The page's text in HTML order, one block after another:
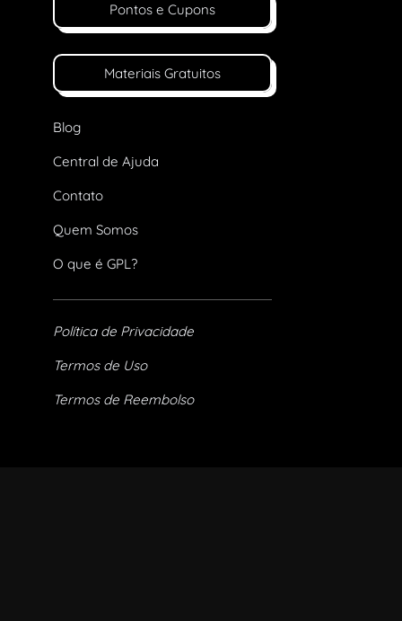
Pontos e Cupons
Materiais Gratuitos
Blog
Central de Ajuda
Contato
Quem Somos
O que é GPL?
Política de Privacidade
Termos de Uso
Termos de Reembolso